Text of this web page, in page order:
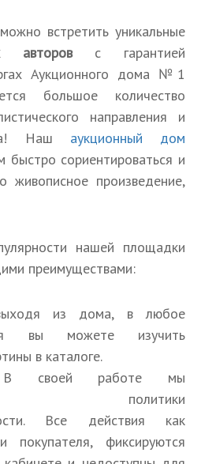
встретить уникальные
авторовс гарантией
Аукционного дома №1
большое количество
направления и
Наш аукционный дом
быстро сориентироваться и
живописное произведение,
нашей площадки
преимуществами:
из дома, в любое
вы можете изучить
в каталоге.
В своей работе мы
политики
Все действия как
покупателя, фиксируются